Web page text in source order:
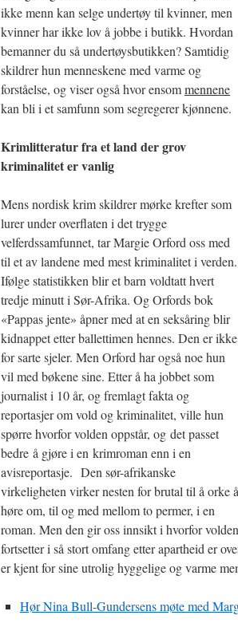
ikke menn kan selge undertøy til kvinner, men
kvinner har ikke lov å jobbe i butikk. Hvordan
bemanner du så undertøysbutikken? Samtidig
skildrer hun menneskene med varme og
forståelse, og viser også hvor ensommennene
kan bli i et samfunn som segregerer kjønnene.
Krimlitteratur fra et land der grov
kriminalitet er vanlig
Mens nordisk krim skildrer mørke krefter som
lurer under overflaten i det trygge
velferdssamfunnet, tar Margie Orford oss med
til et av landene med mest kriminalitet i verden.
Ifølge statistikken blir et barn voldtatt hvert
tredje minutt i Sør-Afrika. Og Orfords bok
«Pappas jente» åpner med at en seksåring blir
kidnappet etter ballettimen hennes. Den er ikke
for sarte sjeler. Men Orford har også noe hun
vil med bøkene sine. Etter å ha jobbet som
journalist i 10 år, og fremlagt fakta og
reportasjer om vold og kriminalitet, ville hun
spørre hvorfor volden oppstår, og det passet
bedre å gjøre i en krimroman enn i en
avisreportasje. Den sør-afrikanske
virkeligheten virker nesten for brutal til å orke å
høre om, til og med mellom to permer, i en
roman. Men den gir oss innsikt i hvorfor volden
fortsetter i så stort omfang etter apartheid er
er kjent for sine utrolig hyggelige og varme
Hør Nina Bull-Gundersens møte med